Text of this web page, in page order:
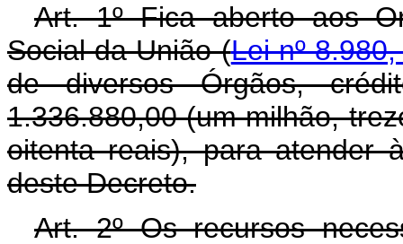
Art. 1º Fica aberto aos
Social da União (Lei nº
de diversos Órgãos,
1.336.880,00 (um milhão,
oitenta reais), para atender
deste Decreto.
Art. 2º Os recursos